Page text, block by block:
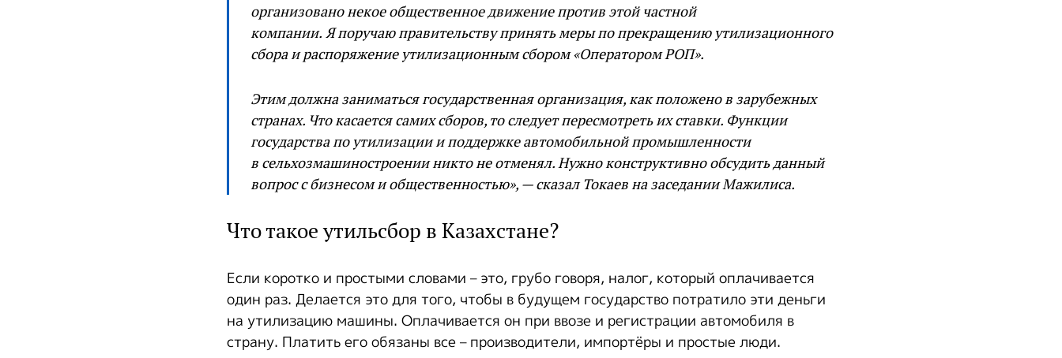
организовано некое общественное движение против этой частной
компании. Я поручаю правительству принять меры по прекращению утилизационного
сбора и распоряжение утилизационным сбором «Оператором РОП».
Этим должна заниматься государственная организация, как положено в зарубежных
странах. Что касается самих сборов, то следует пересмотреть их ставки. Функции
государства по утилизации и поддержке автомобильной промышленности
в сельхозмашиностроении никто не отменял. Нужно конструктивно обсудить данный
вопрос с бизнесом и общественностью», — сказал Токаев на заседании Мажилиса.
Что такое утильсбор в Казахстане?
Если коротко и простыми словами – это, грубо говоря, налог, который оплачивается
один раз. Делается это для того, чтобы в будущем государство потратило эти деньги
на утилизацию машины. Оплачивается он при ввозе и регистрации автомобиля в
страну. Платить его обязаны все – производители, импортёры и простые люди.